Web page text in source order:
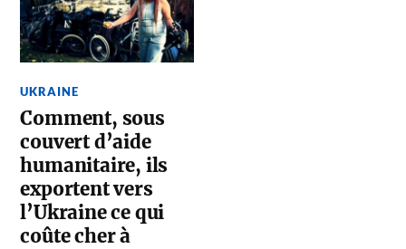
UKRAINE
Comment, sous
couvert d’aide
humanitaire, ils
exportent vers
l’Ukraine ce qui
coûte cher à